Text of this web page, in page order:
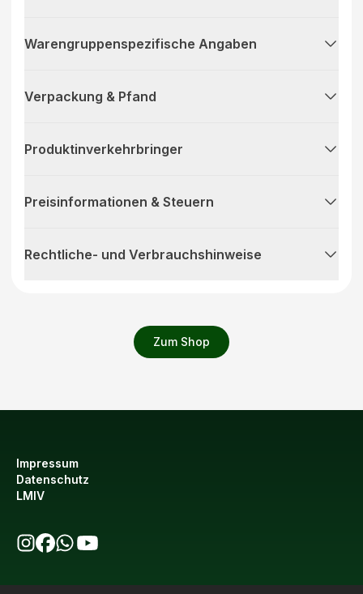
Zum Shop
Warengruppenspezifische Angaben
Verpackung & Pfand
Produktinverkehrbringer
Preisinformationen & Steuern
Rechtliche- und Verbrauchshinweise
Impressum
Datenschutz
LMIV